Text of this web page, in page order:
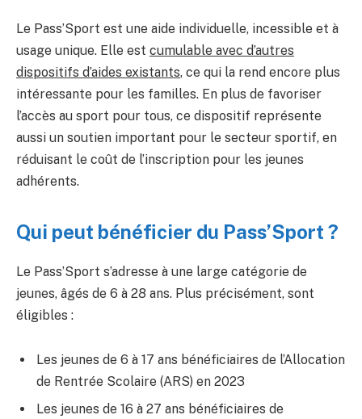
Le Pass’Sport est une aide individuelle, incessible et à
usage unique. Elle est cumulable avec d’autres
dispositifs d’aides existants, ce qui la rend encore plus
intéressante pour les familles. En plus de favoriser
l’accès au sport pour tous, ce dispositif représente
aussi un soutien important pour le secteur sportif, en
réduisant le coût de l’inscription pour les jeunes
adhérents.
Qui peut bénéficier du Pass’Sport ?
Le Pass’Sport s’adresse à une large catégorie de
jeunes, âgés de 6 à 28 ans. Plus précisément, sont
éligibles :
Les jeunes de 6 à 17 ans bénéficiaires de l’Allocation
de Rentrée Scolaire (ARS) en 2023
Les jeunes de 16 à 27 ans bénéficiaires de